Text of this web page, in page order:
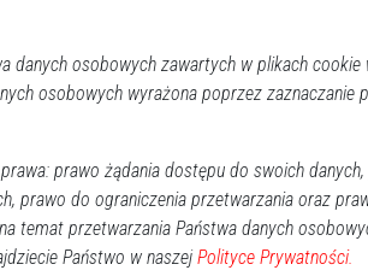
zgodnie z zapisami SIWZ,
kontraktu. Zmiana taka
od Wykonawcy, dotyczących
terenowych i atmosferycznych
nadużycia uprawnień OPWiK,
w wysokości 799.954,88 zł i
danych osobowych zawartych w plikach cookie
osobowych wyrażona poprzez zaznaczanie
prawo żądania dostępu do swoich
prawo do ograniczenia przetwarzania oraz
temat przetwarzania Państwa danych
Państwo w naszej Polityce Prywatności.